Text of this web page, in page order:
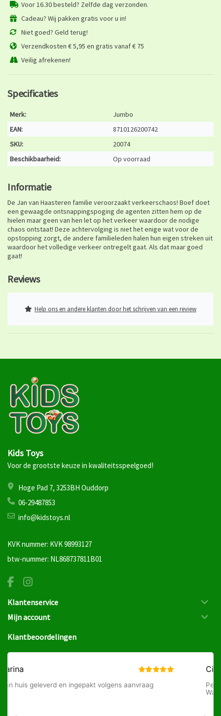
Voor 16.30 besteld? Zelfde dag verzonden.
Cadeau? Wij pakken gratis voor u in!
Niet goed? Geld terug!
Verzendkosten € 5,95 en gratis vanaf € 75
Veilig afrekenen!
Specificaties
Merk:
Jumbo
EAN:
8710126200742
SKU:
20074
Beschikbaarheid:
Op voorraad
Informatie
De Jan van Haasteren familie veroorzaakt verkeerschaos! Boef doet
een gewaagde ontsnappingspoging de agenten zitten hem op de
hielen maar geen van hen let op het verkeer waardoor de nodige
chaos ontstaat! Deze achtervolging is niet het enige wat voor de
opstopping zorgt, de andere familieleden halen hun eigen streken uit
waardoor het volledige verkeer ontregelt gaat. Als dat maar goed
gaat!
Reviews
Help ons en andere klanten door het schrijven van een review
Kids Toys
Voor de grootste keuze in kwaliteitsspeelgoed!
Hoge Pad 7, 3253BH Ouddorp
06-29487853
info@kidstoys.nl
KVK nummer: KVK 98993127
btw-nummer: NL868737811B01
Klantenservice
Mijn account
Klantbeoordelingen